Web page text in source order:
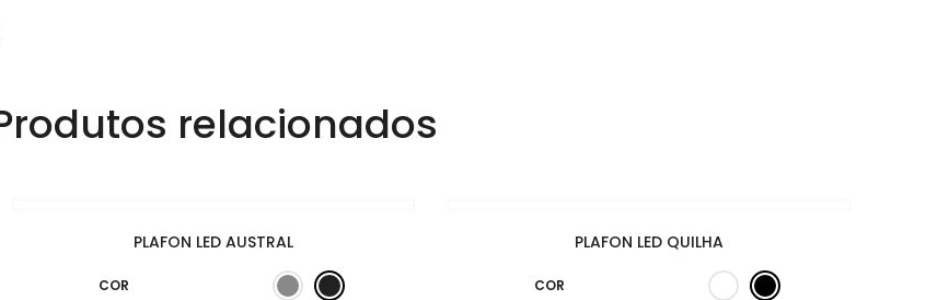
relacionados
PLAFON LED AUSTRAL
COR
PLAFON LED QUILHA
COR